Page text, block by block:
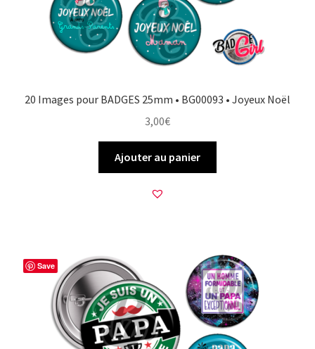
20 Images pour BADGES 25mm • BG00093 • Joyeux Noël
3,00€
Ajouter au panier
Save